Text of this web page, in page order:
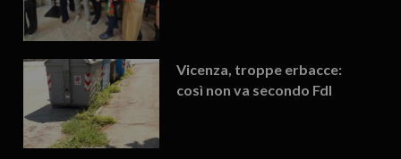
Vicenza, troppe erbacce:
così non va secondo FdI